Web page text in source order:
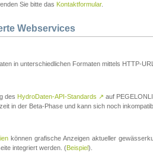
Sie bitte das Kontaktformular.
Webservices
in unterschiedlichen Formaten mittels HTTP-
des HydroDaten-API-Standards ↗ auf
in der Beta-Phase und kann sich noch
können grafische Anzeigen aktueller
integriert werden. (Beispiel).